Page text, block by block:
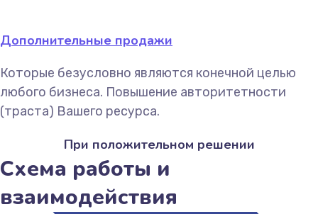
Дополнительные продажи
Которые безусловно являются конечной целью
любого бизнеса. Повышение авторитетности
(траста) Вашего ресурса.
При положительном решении
Схема работы и
взаимодействия